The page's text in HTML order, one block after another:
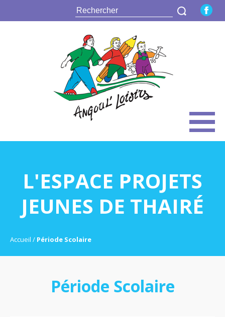
L'ESPACE PROJETS
JEUNES DE THAIRÉ
Accueil Période Scolaire
Période Scolaire